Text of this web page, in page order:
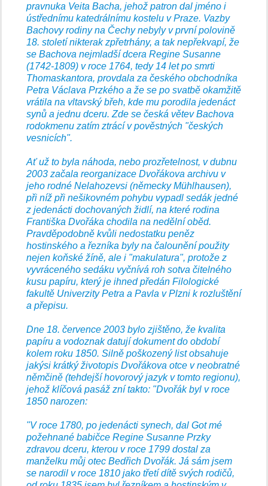
pravnuka Veita Bacha, jehož patron dal jméno i
ústřednímu katedrálnímu kostelu v Praze. Vazby
Bachovy rodiny na Čechy nebyly v první polovině
18. století nikterak zpřetrhány, a tak nepřekvapí, že
se Bachova nejmladší dcera Regine Susanne
(1742-1809) v roce 1764, tedy 14 let po smrti
Thomaskantora, provdala za českého obchodníka
Petra Václava Przkého a že se po svatbě okamžitě
vrátila na vltavský břeh, kde mu porodila jedenáct
synů a jednu dceru. Zde se česká větev Bachova
rodokmenu zatím ztrácí v pověstných "českých
vesnicích".
Ať už to byla náhoda, nebo prozřetelnost, v dubnu
2003 začala reorganizace Dvořákova archivu v
jeho rodné Nelahozevsi (německy Mühlhausen),
při níž při nešikovném pohybu vypadl sedák jedné
z jedenácti dochovaných židlí, na které rodina
Františka Dvořáka chodila na nedělní oběd.
Pravděpodobně kvůli nedostatku peněz
hostinského a řezníka byly na čalounění použity
nejen koňské žíně, ale i "makulatura", protože z
vyvráceného sedáku vyčnívá roh sotva čitelného
kusu papíru, který je ihned předán Filologické
fakultě Univerzity Petra a Pavla v Plzni k rozluštění
a přepisu.
Dne 18. července 2003 bylo zjištěno, že kvalita
papíru a vodoznak datují dokument do období
kolem roku 1850. Silně poškozený list obsahuje
jakýsi krátký životopis Dvořákova otce v neobratné
němčině (tehdejší hovorový jazyk v tomto regionu),
jehož klíčová pasáž zní takto: "Dvořák byl v roce
1850 narozen:
"V roce 1780, po jedenácti synech, dal Got mé
požehnané babičce Regine Susanne Przky
zdravou dceru, kterou v roce 1799 dostal za
manželku můj otec Bedřich Dvořák. Já sám jsem
se narodil v roce 1810 jako třetí dítě svých rodičů,